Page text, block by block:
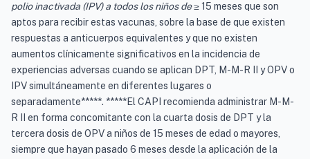
polio inactivada (IPV) a todos los niños de ≥15 meses que son
aptos para recibir estas vacunas, sobre la base de que existen
respuestas a anticuerpos equivalentes y que no existen
aumentos clínicamente significativos en la incidencia de
experiencias adversas cuando se aplican DPT, M-M-R II y OPV o
IPV simultáneamente en diferentes lugares o
separadamente*****. *****El CAPI recomienda administrar M-M-
R II en forma concomitante con la cuarta dosis de DPT y la
tercera dosis de OPV a niños de 15 meses de edad o mayores,
siempre que hayan pasado 6 meses desde la aplicación de la